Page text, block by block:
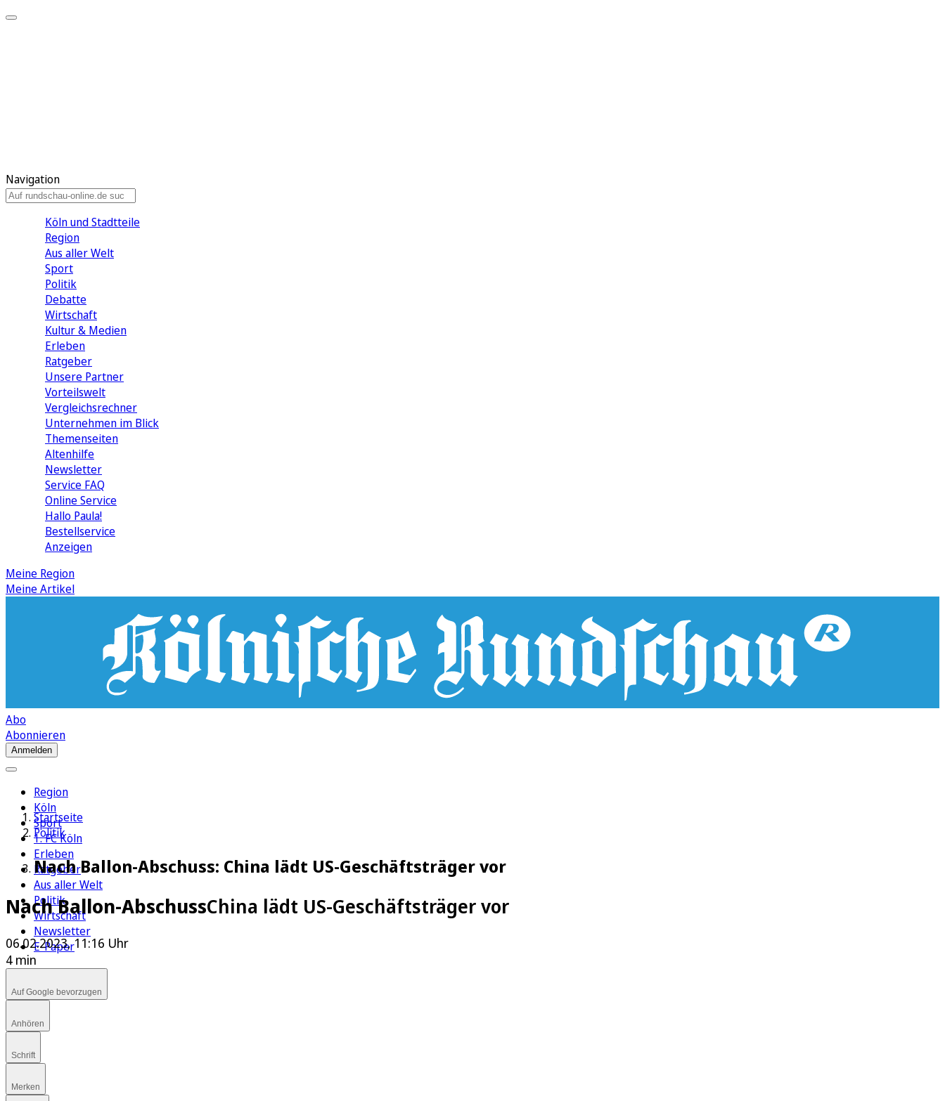
Navigation
Köln und Stadtteile
Region
Aus aller Welt
Sport
Politik
Debatte
Wirtschaft
Kultur & Medien
Erleben
Ratgeber
Unsere Partner
Vorteilswelt
Vergleichsrechner
Unternehmen im Blick
Themenseiten
Altenhilfe
Newsletter
Service FAQ
Online Service
Hallo Paula!
Bestellservice
Anzeigen
Meine Region
Meine Artikel
Abo
Abonnieren
Anmelden
Region
Köln
Sport
1. FC Köln
Erleben
Ratgeber
Aus aller Welt
Politik
Wirtschaft
Newsletter
E-Paper
Startseite
Politik
Nach Ballon-Abschuss: China lädt US-Geschäftsträger vor
Nach Ballon-AbschussChina lädt US-Geschäftsträger vor
06.02.2023, 11:16 Uhr
4 min
Auf Google bevorzugen
Anhören
Schrift
Merken